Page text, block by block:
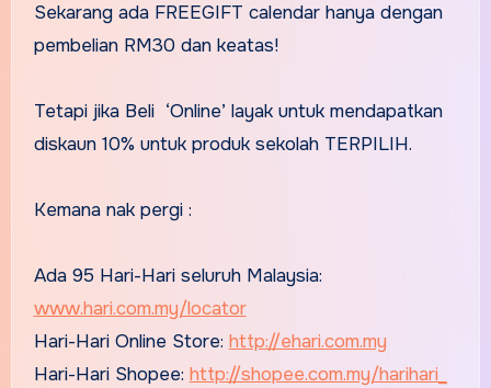
Sekarang ada FREEGIFT calendar hanya dengan
pembelian RM30 dan keatas!
Tetapi jika Beli ‘Online’ layak untuk mendapatkan
diskaun 10% untuk produk sekolah TERPILIH.
Kemana nak pergi :
Ada 95 Hari-Hari seluruh Malaysia:
www.hari.com.my/locator
Hari-Hari Online Store: http://ehari.com.my
Hari-Hari Shopee: http://shopee.com.my/harihari_